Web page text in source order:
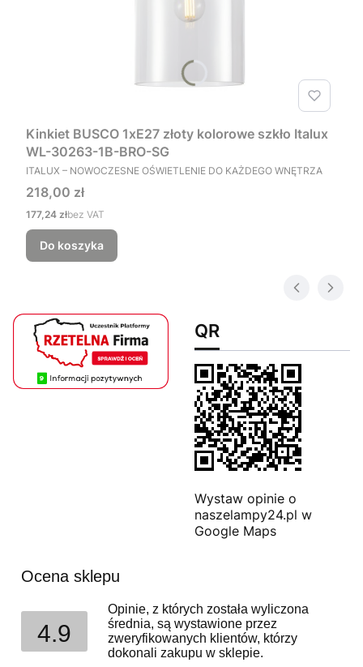
Kinkiet BUSCO 1xE27 złoty kolorowe szkło Italux
WL-30263-1B-BRO-SG
PRODUCENT
ITALUX – NOWOCZESNE OŚWIETLENIE DO KAŻDEGO WNĘTRZA
Cena
218,00 zł
Cena
177,24 złbez VAT
Do koszyka
QR
Wystaw opinie o
naszelampy24.pl w
Google Maps
Ocena sklepu
4.9
Opinie, z których została wyliczona
średnia, są wystawione przez
zweryfikowanych klientów, którzy
dokonali zakupu w sklepie.